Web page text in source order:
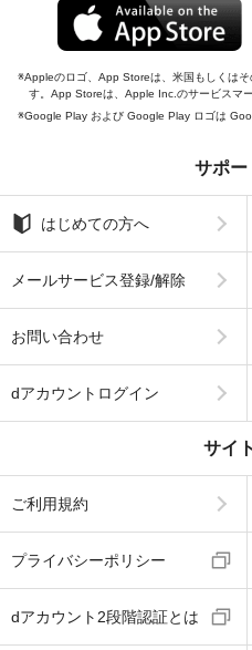
Appleのロゴ、App Storeは、米国もしくは
す。App Storeは、Apple Inc.のサービスマー
Google Play および Google Play ロゴは
サポー
はじめての方へ
メールサービス登録/解除
お問い合わせ
dアカウントログイン
サイ
ご利用規約
プライバシーポリシー
dアカウント2段階認証とは